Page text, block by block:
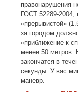
правонарушения
ГОСТ 52289-2004,
«прерывистой»
за городом
«приближение к
менее 50 метров.
закончатся в
секунды. У вас
маневр.